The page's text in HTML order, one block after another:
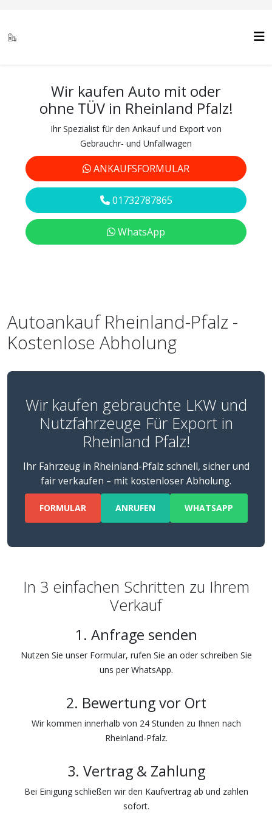
Wir kaufen Auto mit oder
ohne TÜV in Rheinland Pfalz!
Ihr Spezialist für den Ankauf und Export von
Gebrauchr- und Unfallwagen
ANKAUFSFORMULAR
01732787865
WhatsApp
Autoankauf Rheinland-Pfalz -
Kostenlose Abholung
Wir kaufen gebrauchte LKW und
Nutzfahrzeuge Für Export in
Rheinland Pfalz!
Ihr Fahrzeug in Rheinland-Pfalz schnell, sicher und
fair verkaufen – mit kostenloser Abholung.
FORMULAR ANRUFEN WHATSAPP
In 3 einfachen Schritten zu Ihrem
Verkauf
1. Anfrage senden
Nutzen Sie unser Formular, rufen Sie an oder schreiben Sie
uns per WhatsApp.
2. Bewertung vor Ort
Wir kommen innerhalb von 24 Stunden zu Ihnen nach
Rheinland-Pfalz.
3. Vertrag & Zahlung
Bei Einigung schließen wir den Kaufvertrag ab und zahlen
sofort.